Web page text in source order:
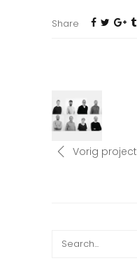
Share
Vorig project
Search